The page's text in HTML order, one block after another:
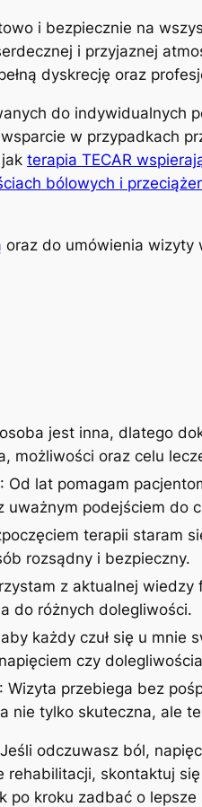
i bezpiecznie na
i przyjaznej
dyskrecję oraz
do indywidualnych
w przypadkach
terapia TECAR
bólowych i
oraz do umówienia wizyty
jest inna, dlatego
możliwości oraz celu
: Od lat pomagam
uważnym podejściem do
terapii staram
rozsądny i bezpieczny.
z aktualnej
do różnych dolegliwości.
każdy czuł się u mnie
czy
: Wizyta przebiega bez
nie tylko skuteczna, ale
odczuwasz ból,
skontaktuj
po kroku zadbać o lepsze